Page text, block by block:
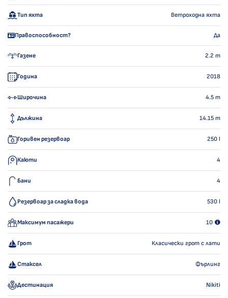
Тип яхта Ветроходна яхта
Правоспособност? Да
Газене 2.2 m
Година 2018
Широчина 4.5 m
Дължина 14.15 m
Горивен резервоар 250 l
Каюти 4
Бани 4
Резервоар за сладка вода 530 l
Максимум пасажери 10
Грот Класически грот с лати
Стаксел Фърлинг
Дестинация Nikiti